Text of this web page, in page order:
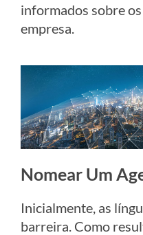
informados sobre
empresa.
Nomear Um
Inicialmente, as
barreira. Como